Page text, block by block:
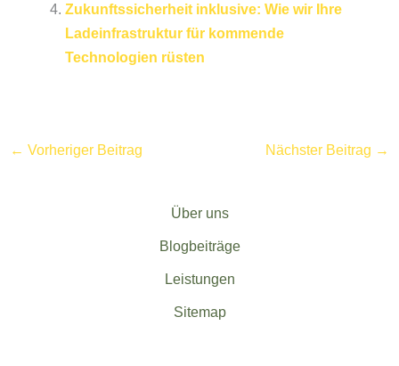
Zukunftssicherheit inklusive: Wie wir Ihre
Ladeinfrastruktur für kommende
Technologien rüsten
← Vorheriger Beitrag Nächster Beitrag →
Über uns
Blogbeiträge
Leistungen
Sitemap